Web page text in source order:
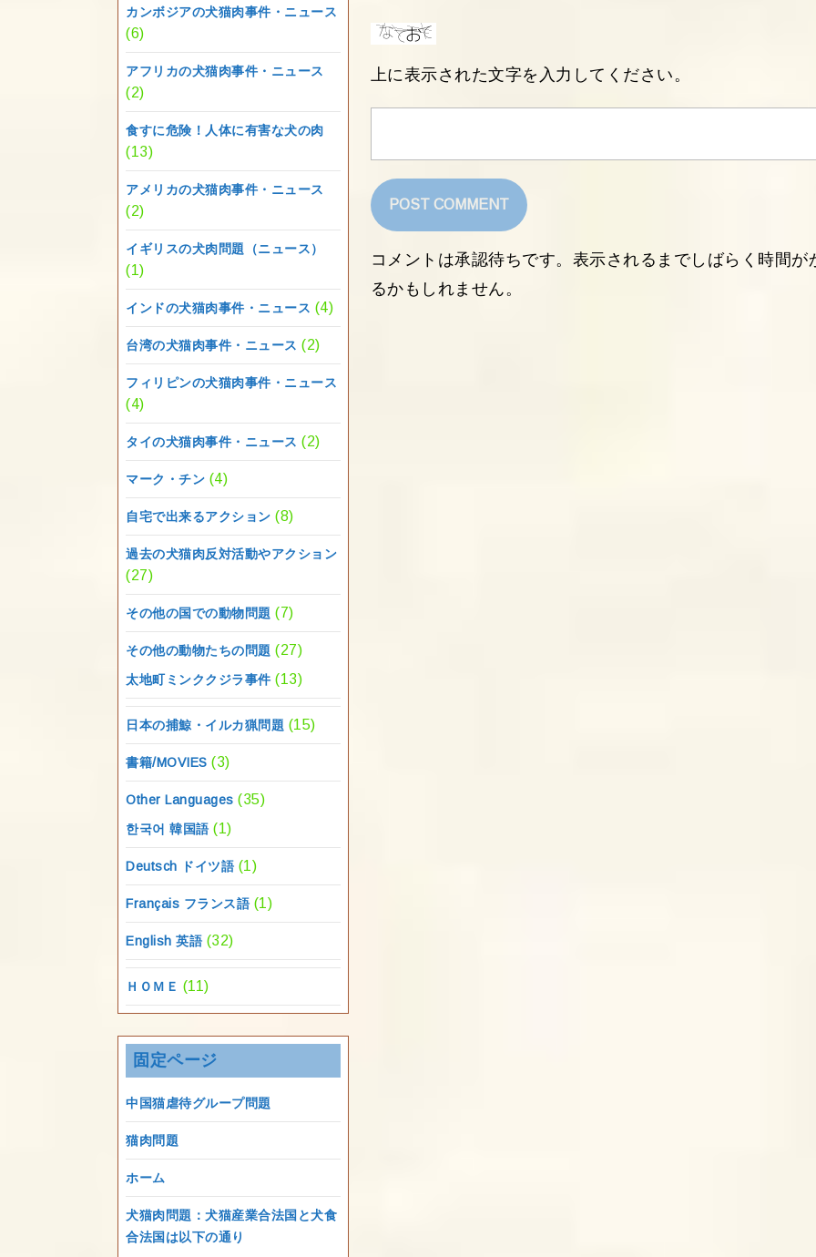
カンボジアの犬猫肉事件・ニュース
(6)
アフリカの犬猫肉事件・ニュース
(2)
食すに危険！人体に有害な犬の肉
(13)
アメリカの犬猫肉事件・ニュース
(2)
イギリスの犬肉問題（ニュース）
(1)
インドの犬猫肉事件・ニュース (4)
台湾の犬猫肉事件・ニュース (2)
フィリピンの犬猫肉事件・ニュース
(4)
タイの犬猫肉事件・ニュース (2)
マーク・チン (4)
自宅で出来るアクション (8)
過去の犬猫肉反対活動やアクション
(27)
その他の国での動物問題 (7)
その他の動物たちの問題 (27)
太地町ミンククジラ事件 (13)
日本の捕鯨・イルカ猟問題 (15)
書籍/MOVIES (3)
Other Languages (35)
한국어 韓国語 (1)
Deutsch ドイツ語 (1)
Français フランス語 (1)
English 英語 (32)
ＨＯＭＥ (11)
固定ページ
中国猫虐待グループ問題
猫肉問題
ホーム
犬猫肉問題：犬猫産業合法国と犬食
合法国は以下の通り
上に表示された文字を入力してください。
コメントは承認待ちです。表示されるまでしばらく時間が
るかもしれません。